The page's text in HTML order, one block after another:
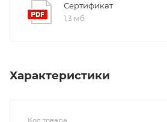
Сертификат
1,3 мб
Характеристики
Код товара